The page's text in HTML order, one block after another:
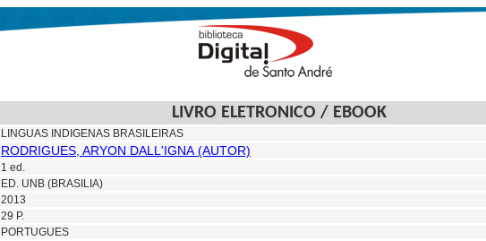
LIVRO ELETRONICO / EBOOK
LINGUAS INDIGENAS BRASILEIRAS
RODRIGUES, ARYON DALL'IGNA (AUTOR)
1 ed.
ED. UNB (BRASILIA)
2013
29 P.
PORTUGUES